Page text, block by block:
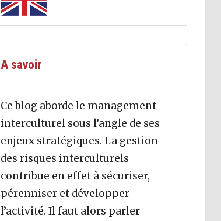
A savoir
Ce blog aborde le management
interculturel sous l’angle de ses
enjeux stratégiques. La gestion
des risques interculturels
contribue en effet à sécuriser,
pérenniser et développer
l’activité. Il faut alors parler